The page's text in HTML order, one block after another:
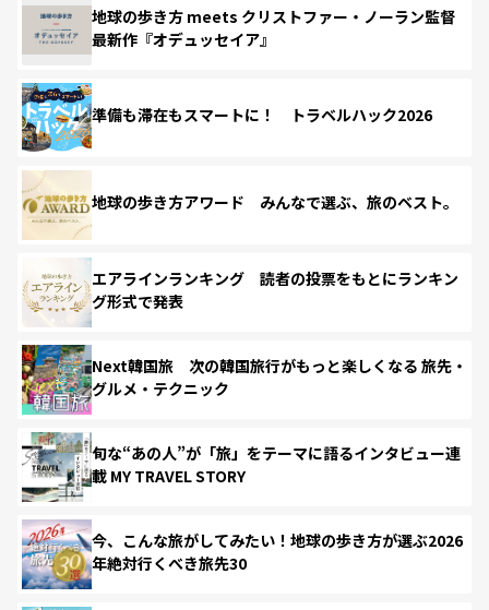
地球の歩き方 meets クリストファー・ノーラン監督
最新作『オデュッセイア』
準備も滞在もスマートに！ トラベルハック2026
地球の歩き方アワード みんなで選ぶ、旅のベスト。
エアラインランキング 読者の投票をもとにランキン
グ形式で発表
Next韓国旅 次の韓国旅行がもっと楽しくなる 旅先・
グルメ・テクニック
旬な“あの人”が「旅」をテーマに語るインタビュー連
載 MY TRAVEL STORY
今、こんな旅がしてみたい！地球の歩き方が選ぶ2026
年絶対行くべき旅先30